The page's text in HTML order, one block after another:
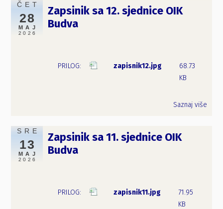
ČET
28
MAJ
2026
Zapsinik sa 12. sjednice OIK
Budva
zapisnik12.jpg
68.73
KB
Saznaj više
SRE
13
MAJ
2026
Zapsinik sa 11. sjednice OIK
Budva
zapisnik11.jpg
71.95
KB